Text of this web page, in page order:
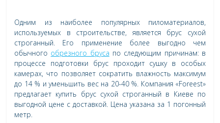
Одним из наиболее популярных пиломатериалов,
используемых в строительстве, является брус сухой
строганный. Его применение более выгодно чем
обычного обрезного бруса по следующим причинам: в
процессе подготовки брус проходит сушку в особых
камерах, что позволяет сократить влажность максимум
до 14 % и уменьшить вес на 20-40 %. Компания «Foreest»
предлагает купить брус сухой строганный в Киеве по
выгодной цене с доставкой. Цена указана за 1 погонный
метр.